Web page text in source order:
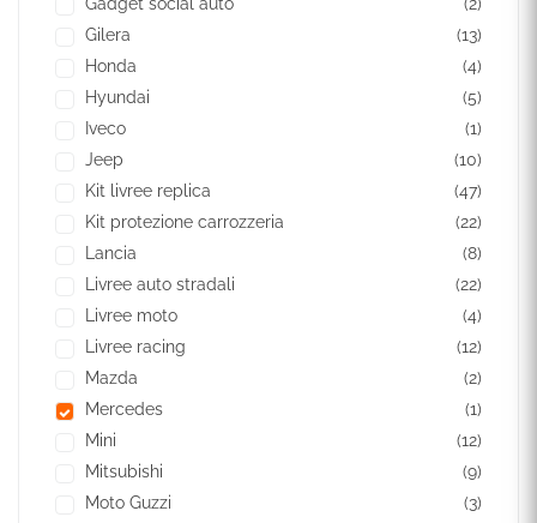
Gilera
(13)
Honda
(4)
Hyundai
(5)
Iveco
(1)
Jeep
(10)
Kit livree replica
(47)
Kit protezione carrozzeria
(22)
Lancia
(8)
Livree auto stradali
(22)
Livree moto
(4)
Livree racing
(12)
Mazda
(2)
Mercedes
(1)
Mini
(12)
Mitsubishi
(9)
Moto Guzzi
(3)